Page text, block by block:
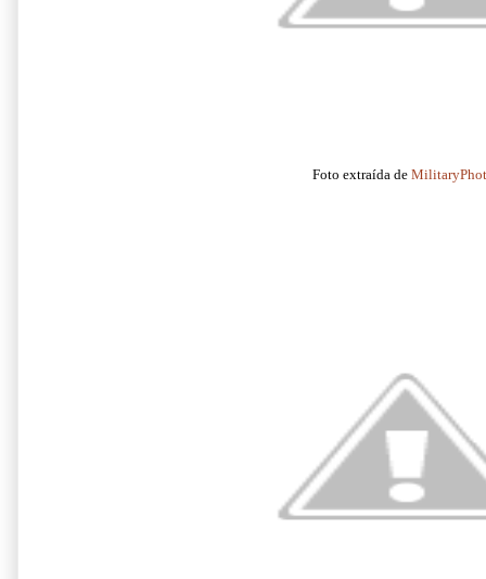
Foto extraída de